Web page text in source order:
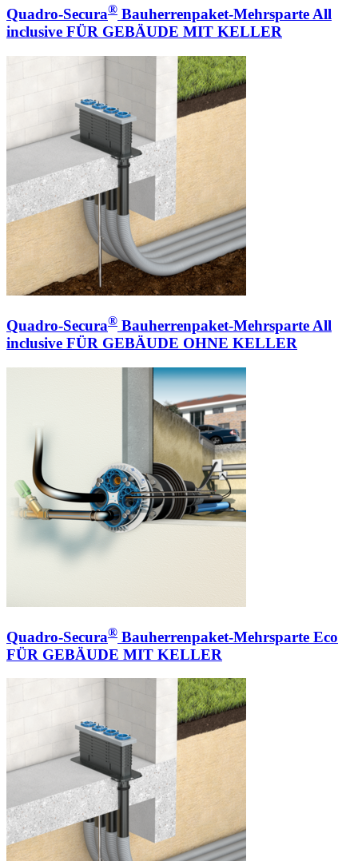
Quadro-Secura® Bauherrenpaket-Mehrsparte All
inclusive FÜR GEBÄUDE MIT KELLER
Quadro-Secura® Bauherrenpaket-Mehrsparte All
inclusive FÜR GEBÄUDE OHNE KELLER
Quadro-Secura® Bauherrenpaket-Mehrsparte Eco
FÜR GEBÄUDE MIT KELLER